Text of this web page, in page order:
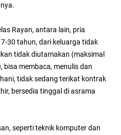
Rayan, antara lain, pria
30 tahun, dari keluarga tidak
tidak diutamakan (maksimal
bisa membaca, menulis dan
tidak sedang terikat kontrak
bersedia tinggal di asrama
seperti teknik komputer dan